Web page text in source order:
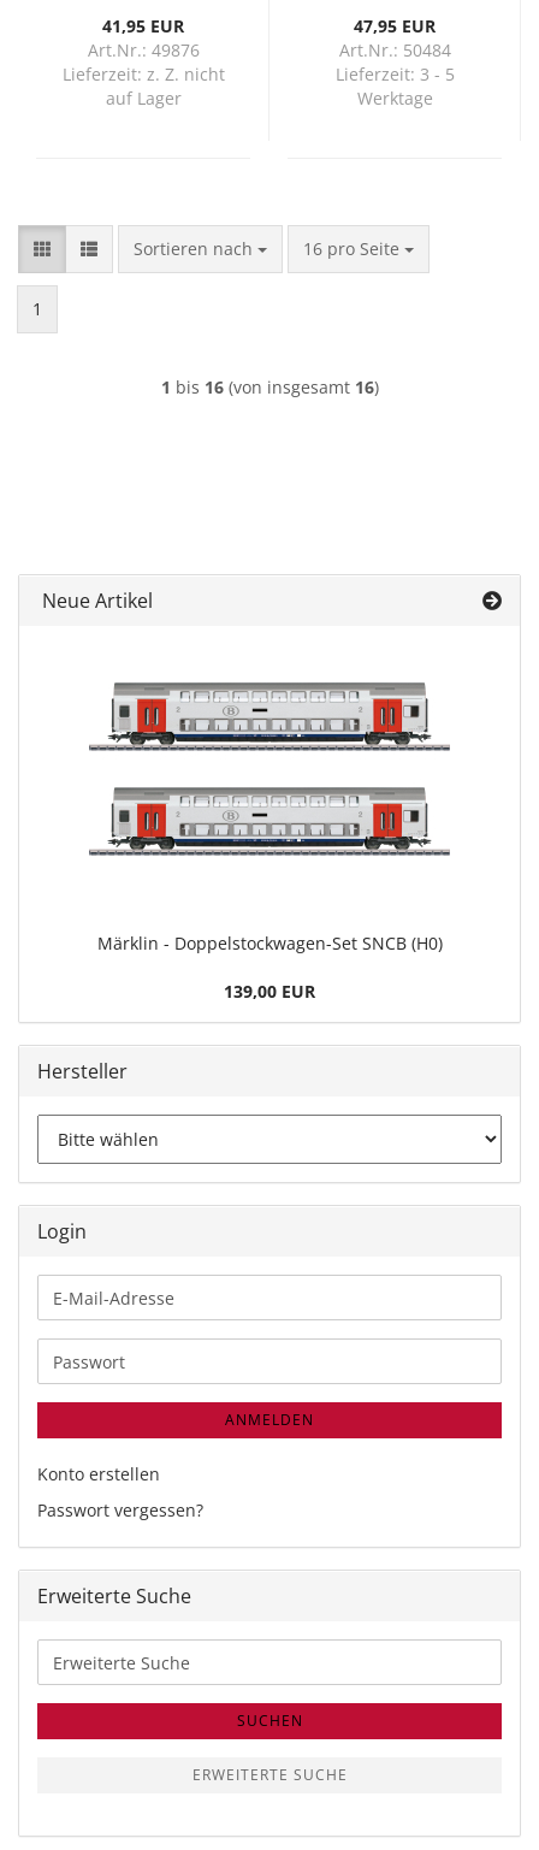
41,95 EUR
Art.Nr.: 49876
Lieferzeit: z. Z. nicht
auf Lager
47,95 EUR
Art.Nr.: 50484
Lieferzeit: 3 - 5
Werktage
Sortieren nach
Sortieren nach 16 pro Seite
pro Seite
1
1 bis 16(von insgesamt 16)
Neue Artikel
Märklin - Doppelstockwagen-Set SNCB (H0)
139,00 EUR
Hersteller
Login
E-
Mail-
Adresse
Passwort
ANMELDEN
Konto erstellen
Passwort vergessen?
Erweiterte Suche
Suche
SUCHEN
ERWEITERTE SUCHE